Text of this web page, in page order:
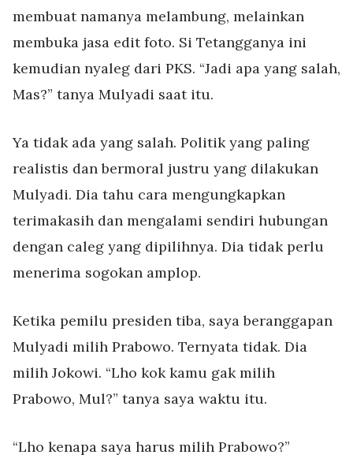
membuat namanya melambung, melainkan
membuka jasa edit foto. Si Tetangganya ini
kemudian nyaleg dari PKS. “Jadi apa yang salah,
Mas?” tanya Mulyadi saat itu.
Ya tidak ada yang salah. Politik yang paling
realistis dan bermoral justru yang dilakukan
Mulyadi. Dia tahu cara mengungkapkan
terimakasih dan mengalami sendiri hubungan
dengan caleg yang dipilihnya. Dia tidak perlu
menerima sogokan amplop.
Ketika pemilu presiden tiba, saya beranggapan
Mulyadi milih Prabowo. Ternyata tidak. Dia
milih Jokowi. “Lho kok kamu gak milih
Prabowo, Mul?” tanya saya waktu itu.
“Lho kenapa saya harus milih Prabowo?”